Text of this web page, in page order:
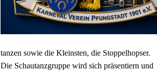
tanzen sowie die Kleinsten, die Stoppelhopser.
Die Schautanzgruppe wird sich präsentiern und